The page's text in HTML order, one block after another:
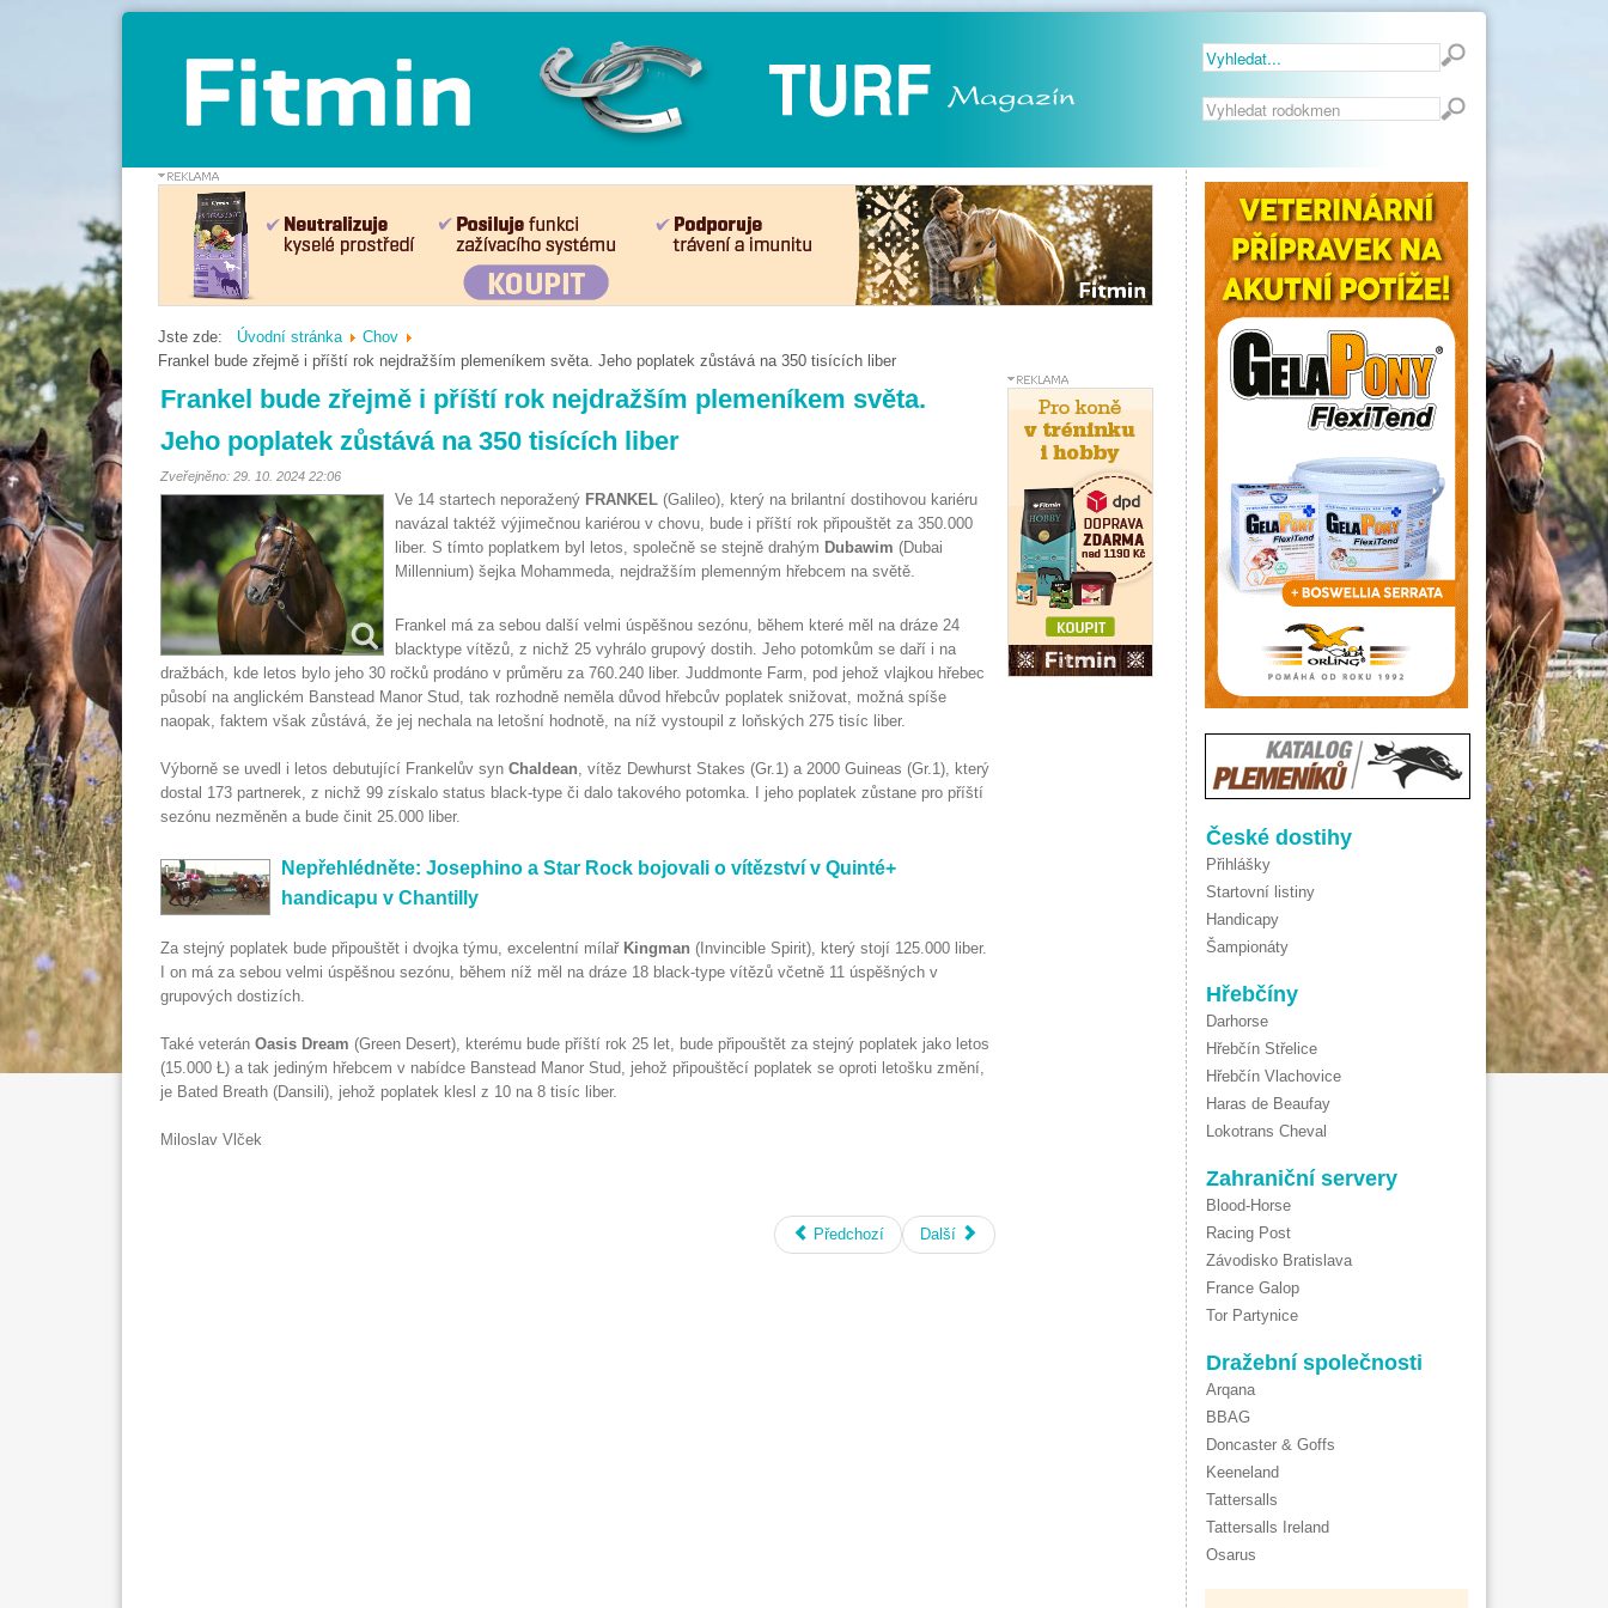
Vyhledávání...
České dostihy
Přihlášky
Startovní listiny
Handicapy
Šampionáty
Hřebčíny
Darhorse
Hřebčín Střelice
Hřebčín Vlachovice
Haras de Beaufay
Lokotrans Cheval
Zahraniční servery
Blood-Horse
Racing Post
Závodisko Bratislava
France Galop
Tor Partynice
Dražební společnosti
Arqana
BBAG
Doncaster & Goffs
Keeneland
Tattersalls
Tattersalls Ireland
Osarus
Jste zde: Úvodní stránka
Chov
Frankel bude zřejmě i příští rok nejdražším plemeníkem světa. Jeho poplatek zůstává na 350 tisících liber
Frankel bude zřejmě i příští rok nejdražším plemeníkem světa.
Jeho poplatek zůstává na 350 tisících liber
Zveřejněno: 29. 10. 2024 22:06
Ve 14 startech neporažený FRANKEL (Galileo), který na brilantní dostihovou kariéru
navázal taktéž výjimečnou kariérou v chovu, bude i příští rok připouštět za 350.000
liber. S tímto poplatkem byl letos, společně se stejně drahým Dubawim (Dubai
Millennium) šejka Mohammeda, nejdražším plemenným hřebcem na světě.
Frankel má za sebou další velmi úspěšnou sezónu, během které měl na dráze 24
blacktype vítězů, z nichž 25 vyhrálo grupový dostih. Jeho potomkům se daří i na
dražbách, kde letos bylo jeho 30 ročků prodáno v průměru za 760.240 liber. Juddmonte Farm, pod jehož vlajkou hřebec
působí na anglickém Banstead Manor Stud, tak rozhodně neměla důvod hřebcův poplatek snižovat, možná spíše
naopak, faktem však zůstává, že jej nechala na letošní hodnotě, na níž vystoupil z loňských 275 tisíc liber.
Výborně se uvedl i letos debutující Frankelův syn Chaldean, vítěz Dewhurst Stakes (Gr.1) a 2000 Guineas (Gr.1), který
dostal 173 partnerek, z nichž 99 získalo status black-type či dalo takového potomka. I jeho poplatek zůstane pro příští
sezónu nezměněn a bude činit 25.000 liber.
Nepřehlédněte: Josephino a Star Rock bojovali o vítězství v Quinté+
handicapu v Chantilly
Za stejný poplatek bude připouštět i dvojka týmu, excelentní mílař Kingman (Invincible Spirit), který stojí 125.000 liber.
I on má za sebou velmi úspěšnou sezónu, během níž měl na dráze 18 black-type vítězů včetně 11 úspěšných v
grupových dostizích.
Také veterán Oasis Dream (Green Desert), kterému bude příští rok 25 let, bude připouštět za stejný poplatek jako letos
(15.000 Ł) a tak jediným hřebcem v nabídce Banstead Manor Stud, jehož připouštěcí poplatek se oproti letošku změní,
je Bated Breath (Dansili), jehož poplatek klesl z 10 na 8 tisíc liber.
Miloslav Vlček
Předchozí Další